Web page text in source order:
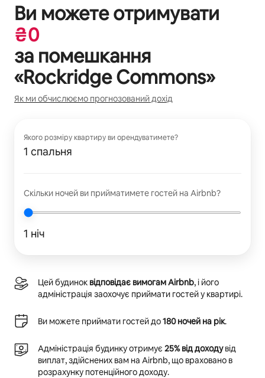
Ви можете отримувати
₴0
за помешкання
«Rockridge Commons»
Як ми обчислюємо прогнозований дохід
Якого розміру квартиру ви орендуватимете?
1 спальня
Скільки ночей ви прийматимете гостей на Airbnb?
1 ніч
Цей будинок відповідає вимогам Airbnb, і його
адміністрація заохочує приймати гостей у квартирі.
Ви можете приймати гостей до180 ночей на рік.
Адміністрація будинку отримує 25% від доходувід
виплат, здійснених вам на Airbnb, що враховано в
розрахунку потенційного доходу.